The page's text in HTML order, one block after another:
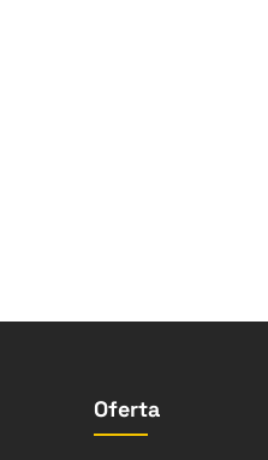
Oferta